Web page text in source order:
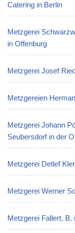
Catering in Berlin
Metzgerei
in Offenburg
Metzgerei Josef
Metzgereien
Metzgerei Johann
Seubersdorf in der
Metzgerei Detlef
Metzgerei Werner
Metzgerei Fallert, B.